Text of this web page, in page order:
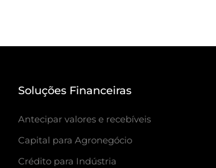
Soluções Financeiras
Antecipar valores e recebíveis
Capital para Agronegócio
Crédito para Indústria